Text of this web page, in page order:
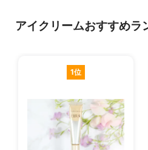
アイクリームおすすめラ
1位